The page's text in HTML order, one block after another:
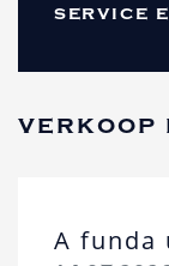
service
verkoop
A funda